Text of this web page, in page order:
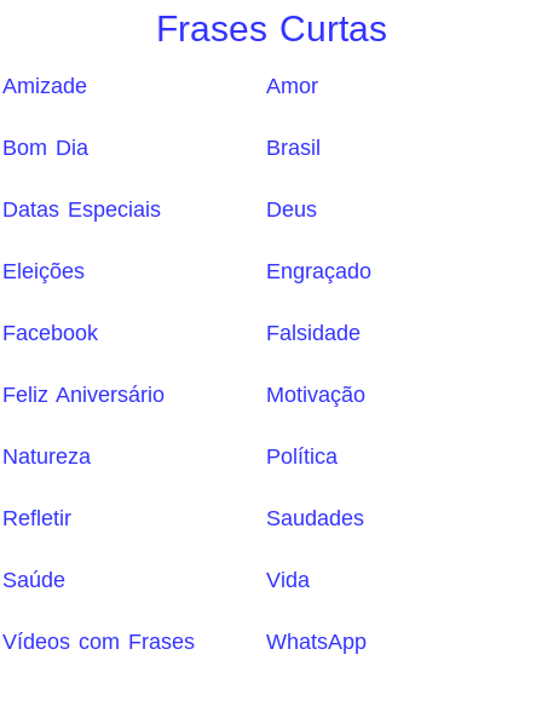
Frases Curtas
Amizade Amor
Bom Dia Brasil
Datas Especiais Deus
Eleições Engraçado
Facebook Falsidade
Feliz Aniversário Motivação
Natureza Política
Refletir Saudades
Saúde Vida
Vídeos com Frases WhatsApp